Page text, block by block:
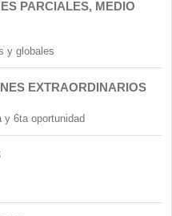
PARCIALES, MEDIO
y globales
EXTRAORDINARIOS
y 6ta oportunidad